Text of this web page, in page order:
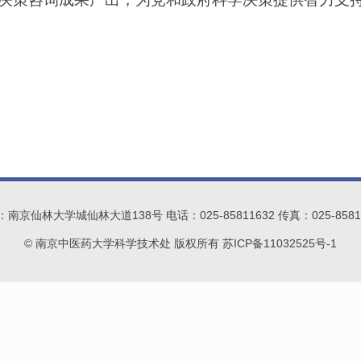
南京仙林大学城仙林大道138号 电话：025-85811632 传真：025-
© 南京中医药大学科学技术处 版权所有 苏ICP备11032525号-1